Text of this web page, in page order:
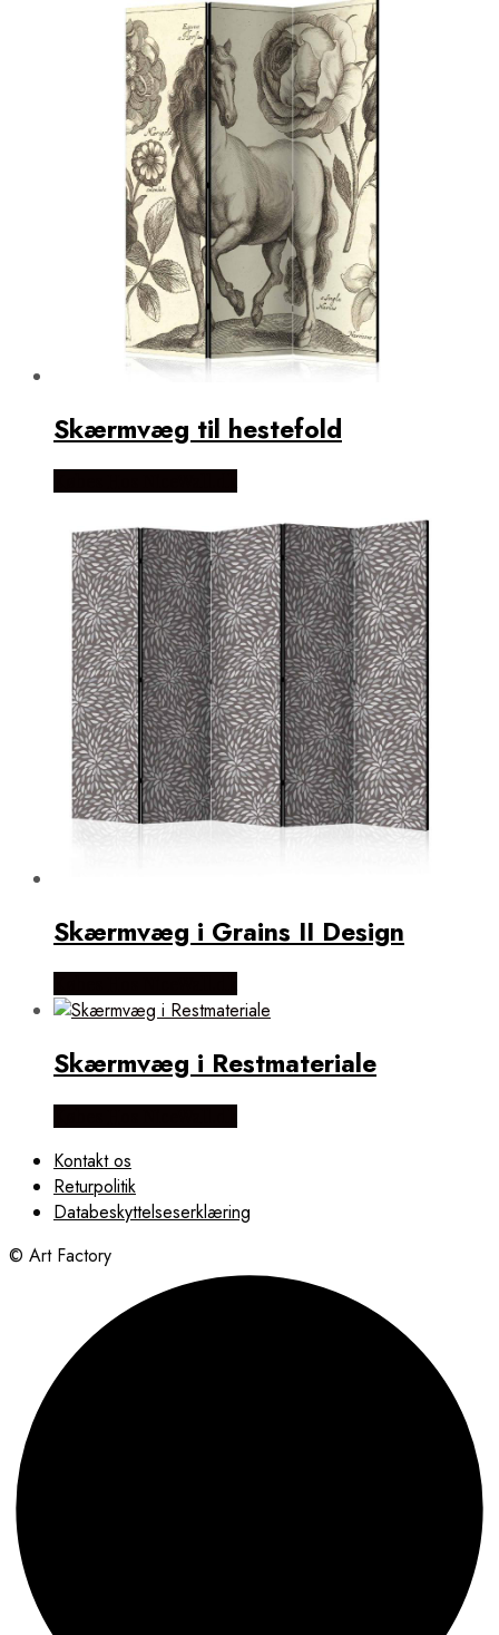
Skærmvæg til hestefold
Skærmvæg i Grains II Design
Skærmvæg i Restmateriale
Kontakt os
Returpolitik
Databeskyttelseserklæring
© Art Factory